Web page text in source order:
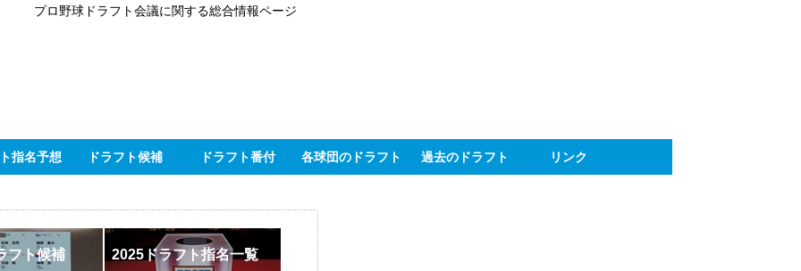
プロ野球ドラフト会議に関する総合情報ページ
指名予想 ドラフト候補 ドラフト番付 各球団のドラフト 過去のドラフト リンク
フト候補 2025ドラフト指名一覧